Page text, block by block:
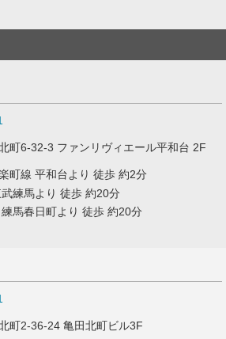
町6-32-3 ファンリヴィエール平和台 2F
町線 平和台より 徒歩 約2分
練馬より 徒歩 約20分
馬春日町より 徒歩 約20分
町2-36-24 亀田北町ビル3F